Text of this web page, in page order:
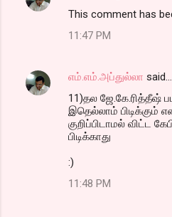
This comment has
11:47 PM
எம்.எம்.அப்துல்லா said…
11)தல
இதெல்லாம்
குறிப்பிடாமல் விட்ட
பிடிக்காது
:)
11:48 PM